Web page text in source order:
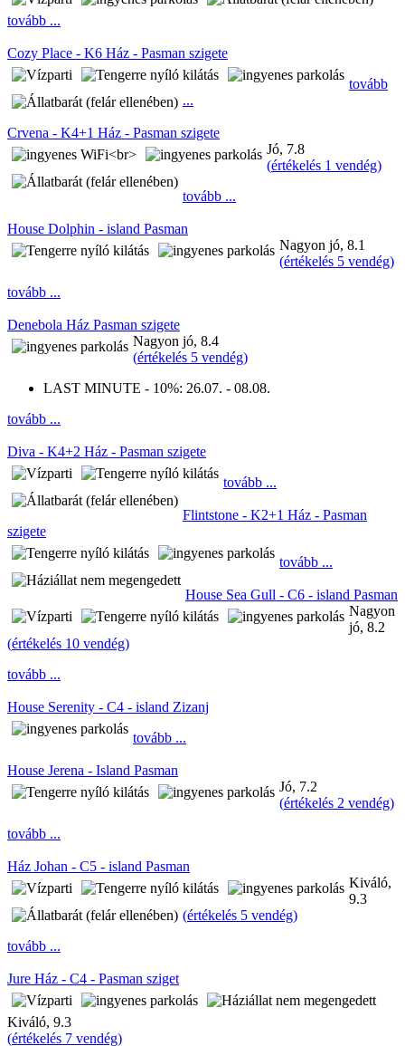
tovább ...
Cozy Place - K6 Ház - Pasman szigete
tovább
...
Crvena - K4+1 Ház - Pasman szigete
Jó, 7.8
(értékelés 1 vendég)
tovább ...
House Dolphin - island Pasman
Nagyon jó, 8.1
(értékelés 5 vendég)
tovább ...
Denebola Ház Pasman szigete
Nagyon jó, 8.4
(értékelés 5 vendég)
LAST MINUTE - 10%: 26.07. - 08.08.
tovább ...
Diva - K4+2 Ház - Pasman szigete
tovább ...
Flintstone - K2+1 Ház - Pasman
szigete
tovább ...
House Sea Gull - C6 - island Pasman
Nagyon
jó, 8.2
(értékelés 10 vendég)
tovább ...
House Serenity - C4 - island Zizanj
tovább ...
House Jerena - Island Pasman
Jó, 7.2
(értékelés 2 vendég)
tovább ...
Ház Johan - C5 - island Pasman
Kiváló,
9.3
(értékelés 5 vendég)
tovább ...
Jure Ház - C4 - Pasman sziget
Kiváló, 9.3
(értékelés 7 vendég)